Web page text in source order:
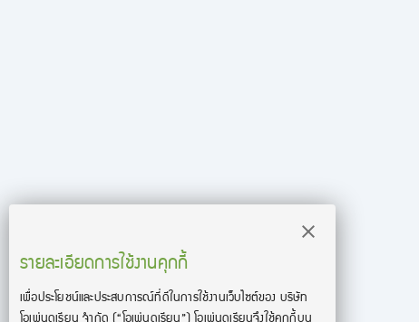
รายละเอียดการใช้งานคุกกี้
เพื่อประโยชน์และประสบการณ์ที่ดีในการใช้งานเว็บไซต์ของ บริษัท
โอเพ่นดูเรียน จํากัด (“โอเพ่นดูเรียน”)โอเพ่นดูเรียนจึงใช้คุกกี้บน